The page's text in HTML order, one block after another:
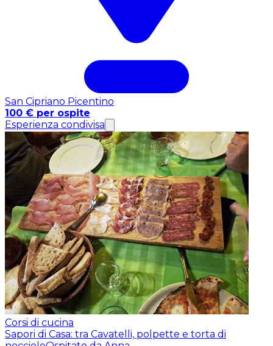
San Cipriano Picentino
100 € per ospite
Esperienza condivisa
Corsi di cucina
Sapori di Casa: tra Cavatelli, polpette e torta di